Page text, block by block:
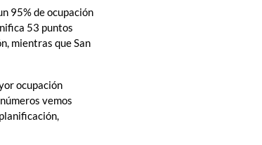
95% de ocupación
53 puntos
mientras que San
ocupación
vemos